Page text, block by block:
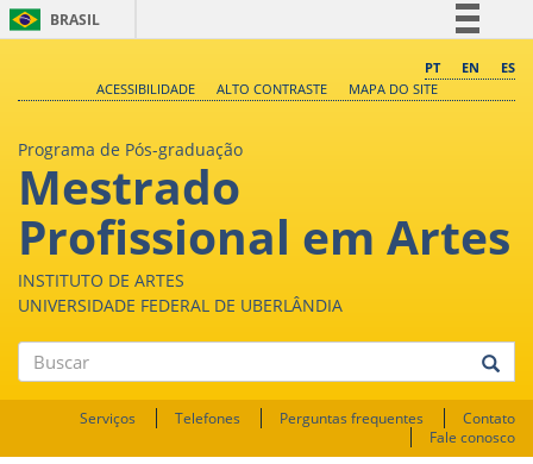
BRASIL
Comunica BR
Canais
PT EN
ES
ACESSIBILIDADE
ALTO CONTRASTE MAPA DO SITE
Programa de Pós-graduação
Mestrado
Profissional em Artes
INSTITUTO DE ARTES
UNIVERSIDADE FEDERAL DE UBERLÂNDIA
Buscar
Serviços Telefones Perguntas frequentes
Contato
Fale conosco